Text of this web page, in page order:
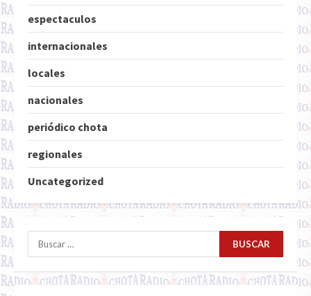
espectaculos
internacionales
locales
nacionales
periódico chota
regionales
Uncategorized
Buscar: